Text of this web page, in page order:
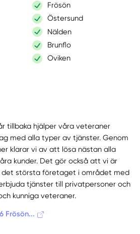
Frösön
Östersund
Nälden
Brunflo
Oviken
tillbaka hjälper våra veteraner
med alla typer av tjänster. Genom
klarar vi av att lösa nästan alla
kunder. Det gör också att vi är
det största företaget i området med
tjänster till privatpersoner och
kunniga veteraner.
Frösön...